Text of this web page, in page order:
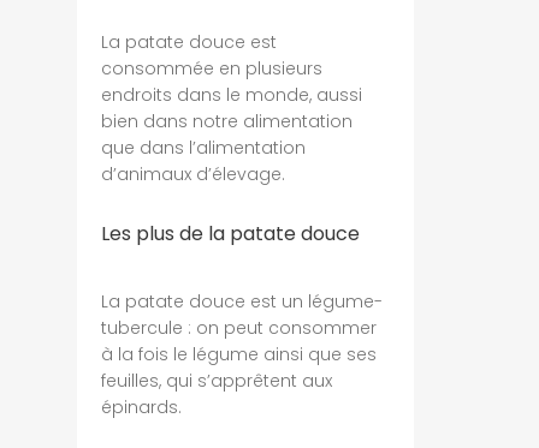
La patate douce est
consommée en plusieurs
endroits dans le monde, aussi
bien dans notre alimentation
que dans l’alimentation
d’animaux d’élevage.
Les plus de la patate douce
La patate douce est un légume-
tubercule : on peut consommer
à la fois le légume ainsi que ses
feuilles, qui s’apprêtent aux
épinards.